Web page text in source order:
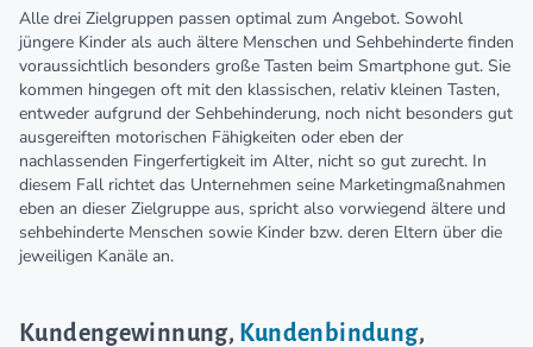
Alle drei Zielgruppen passen optimal zum Angebot. Sowohl
jüngere Kinder als auch ältere Menschen und Sehbehinderte finden
voraussichtlich besonders große Tasten beim Smartphone gut. Sie
kommen hingegen oft mit den klassischen, relativ kleinen Tasten,
entweder aufgrund der Sehbehinderung, noch nicht besonders gut
ausgereiften motorischen Fähigkeiten oder eben der
nachlassenden Fingerfertigkeit im Alter, nicht so gut zurecht. In
diesem Fall richtet das Unternehmen seine Marketingmaßnahmen
eben an dieser Zielgruppe aus, spricht also vorwiegend ältere und
sehbehinderte Menschen sowie Kinder bzw. deren Eltern über die
jeweiligen Kanäle an.
Kundengewinnung, Kundenbindung,